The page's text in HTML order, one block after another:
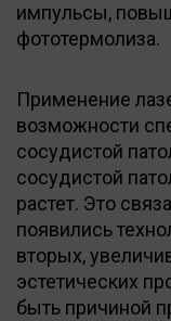
импульсы,
фототермолиза.
Применение
возможности
сосудистой
сосудистой
растет. Это
появились
вторых,
эстетических
быть причиной